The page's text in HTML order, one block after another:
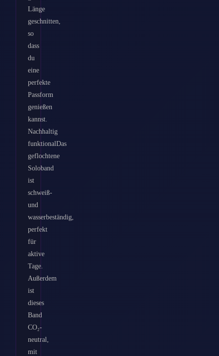
Länge
geschnitten,
so
dass
du
eine
perfekte
Passform
genießen
kannst.
Nachhaltig
funktionalDas
geflochtene
Soloband
ist
schweiß-
und
wasserbeständig,
perfekt
für
aktive
Tage.
Außerdem
ist
dieses
Band
CO₂-
neutral,
mit